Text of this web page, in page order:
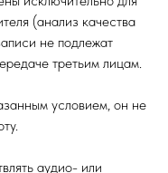
(анализ качества
не подлежат
третьим лицам.
условием, он не
аудио- или